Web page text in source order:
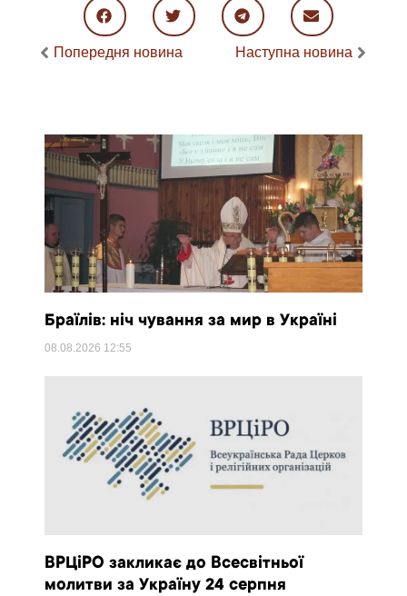
Попередня новина Наступна новина
Браїлів: ніч чування за мир в Україні
08.08.2026 12:55
ВРЦіРО закликає до Всесвітньої
молитви за Україну 24 серпня